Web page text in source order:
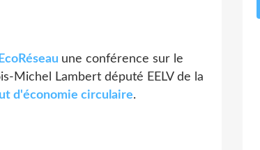
EcoRéseau une conférence sur le
Michel Lambert député EELV de la
d'économie circulaire.